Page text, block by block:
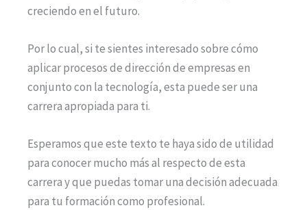
creciendo en el futuro.
Por lo cual, si te sientes interesado sobre cómo
aplicar procesos de dirección de empresas en
conjunto con la tecnología, esta puede ser una
carrera apropiada para ti.
Esperamos que este texto te haya sido de utilidad
para conocer mucho más al respecto de esta
carrera y que puedas tomar una decisión adecuada
para tu formación como profesional.